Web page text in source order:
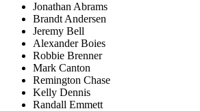
Jonathan Abrams
Brandt Andersen
Jeremy Bell
Alexander Boies
Robbie Brenner
Mark Canton
Remington Chase
Kelly Dennis
Randall Emmett